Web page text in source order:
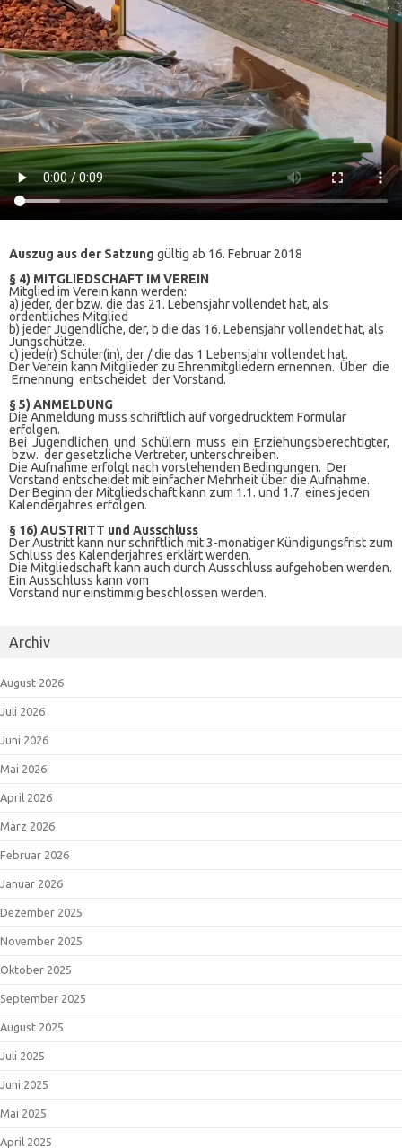
Auszug aus der Satzung gültig ab 16. Februar 2018
§ 4) MITGLIEDSCHAFT IM VEREIN
Mitglied im Verein kann werden:
a) jeder, der bzw. die das 21. Lebensjahr vollendet hat, als
ordentliches Mitglied
b) jeder Jugendliche, der, b die das 16. Lebensjahr vollendet hat, als
Jungschütze.
c) jede(r) Schüler(in), der / die das 1 Lebensjahr vollendet hat.
Der Verein kann Mitglieder zu Ehrenmitgliedern ernennen. Über die
Ernennung entscheidet der Vorstand.
§ 5) ANMELDUNG
Die Anmeldung muss schriftlich auf vorgedrucktem Formular
erfolgen.
Bei Jugendlichen und Schülern muss ein Erziehungsberechtigter,
bzw. der gesetzliche Vertreter, unterschreiben.
Die Aufnahme erfolgt nach vorstehenden Bedingungen. Der
Vorstand entscheidet mit einfacher Mehrheit über die Aufnahme.
Der Beginn der Mitgliedschaft kann zum 1.1. und 1.7. eines jeden
Kalenderjahres erfolgen.
§ 16) AUSTRITT und Ausschluss
Der Austritt kann nur schriftlich mit 3-monatiger Kündigungsfrist zum
Schluss des Kalenderjahres erklärt werden.
Die Mitgliedschaft kann auch durch Ausschluss aufgehoben werden.
Ein Ausschluss kann vom
Vorstand nur einstimmig beschlossen werden.
Archiv
August 2026
Juli 2026
Juni 2026
Mai 2026
April 2026
März 2026
Februar 2026
Januar 2026
Dezember 2025
November 2025
Oktober 2025
September 2025
August 2025
Juli 2025
Juni 2025
Mai 2025
April 2025